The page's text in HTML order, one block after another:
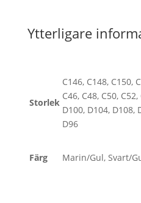
Ytterligare
Storlek
C146, C148, C150,
C46, C48, C50,
D100, D104, D108,
D96
Färg Marin/Gul, Svart/